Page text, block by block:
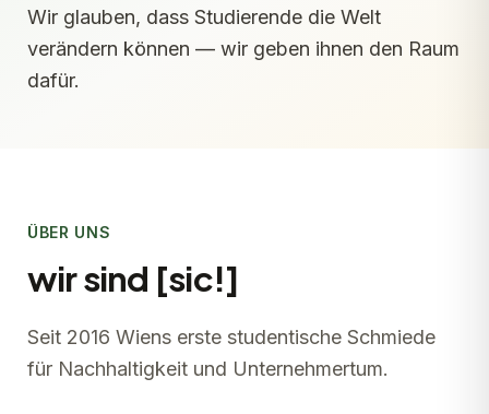
Wir glauben, dass Studierende die Welt
verändern können — wir geben ihnen den Raum
dafür.
ÜBER UNS
wir sind [sic!]
Seit 2016 Wiens erste studentische Schmiede
für Nachhaltigkeit und Unternehmertum.